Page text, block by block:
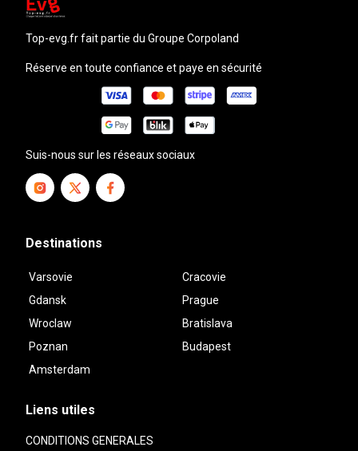
top-evg.frfait partie du Groupe Corpoland
Réserve en toute confiance et paye en sécurité
Suis-nous sur les réseaux sociaux
Destinations
Varsovie
Cracovie
Gdansk
Prague
Wroclaw
Bratislava
Poznan
Budapest
Amsterdam
Liens utiles
CONDITIONS GENERALES